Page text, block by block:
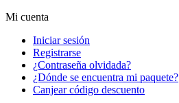
Mi cuenta
Iniciar sesión
Registrarse
¿Contraseña olvidada?
¿Dónde se encuentra mi paquete?
Canjear código descuento